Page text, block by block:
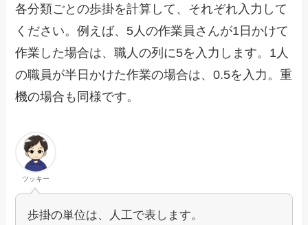
各分類ごとの歩掛を計算して、それぞれ入力して
ください。例えば、5人の作業員さんが1日かけて
作業した場合は、職人の列に5を入力します。1人
の職員が半日かけた作業の場合は、0.5を入力。重
機の場合も同様です。
ツッキー
歩掛の単位は、人工で表します。